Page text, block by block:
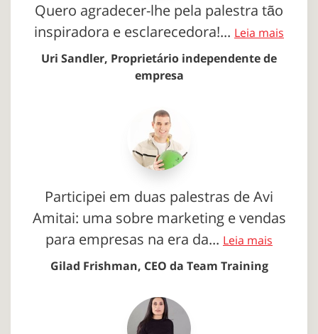
Quero agradecer-lhe pela palestra tão
inspiradora e esclarecedora!... Leia mais
Uri Sandler, Proprietário independente de
empresa
Participei em duas palestras de Avi
Amitai: uma sobre marketing e vendas
para empresas na era da... Leia mais
Gilad Frishman, CEO da Team Training